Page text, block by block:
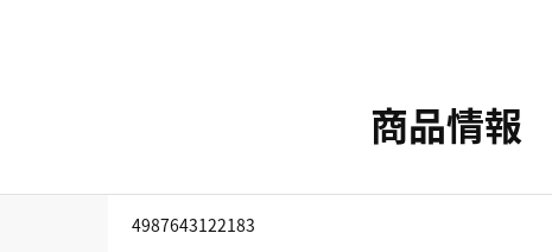
商品情報
4987643122183